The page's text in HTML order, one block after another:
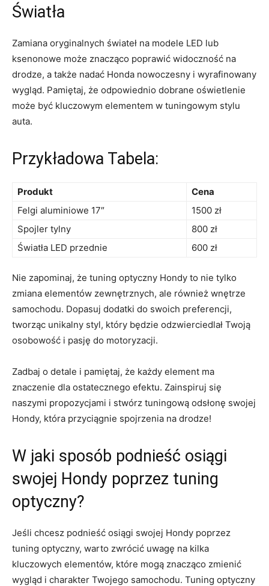
Światła
Zamiana ⁤oryginalnych świateł na⁢ modele LED⁢ lub
ksenonowe może​ znacząco ‍poprawić widoczność na
drodze, a także‍ nadać Honda⁣ nowoczesny i wyrafinowany
wygląd. Pamiętaj, że‍ odpowiednio dobrane oświetlenie
może być kluczowym elementem w tuningowym stylu
auta.
Przykładowa Tabela:
Produkt
Cena
Felgi aluminiowe 17″
1500 zł
Spojler tylny
800 ⁤zł
Światła ‌LED przednie
600 zł
Nie zapominaj, że tuning ​optyczny Hondy to nie tylko
zmiana elementów zewnętrznych, ale również⁤ wnętrze
samochodu. Dopasuj​ dodatki do swoich preferencji,
tworząc ‍unikalny styl, który będzie ⁤odzwierciedlał Twoją
osobowość i pasję ‌do motoryzacji.
Zadbaj‌ o ​detale i pamiętaj, że każdy element ma
znaczenie dla ostatecznego efektu. Zainspiruj się
naszymi propozycjami i stwórz tuningową odsłonę swojej
Hondy, która przyciągnie spojrzenia na drodze!
W jaki sposób‍ podnieść ​osiągi‌
swojej Hondy poprzez tuning
optyczny?
Jeśli chcesz podnieść osiągi swojej ‍Hondy poprzez
tuning optyczny, warto zwrócić uwagę na kilka
kluczowych elementów, które mogą znacząco⁤ zmienić⁢
wygląd i charakter Twojego samochodu.⁢ Tuning optyczny